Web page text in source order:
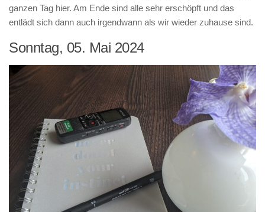
ganzen Tag hier. Am Ende sind alle sehr erschöpft und das
entlädt sich dann auch irgendwann als wir wieder zuhause sind.
Sonntag, 05. Mai 2024